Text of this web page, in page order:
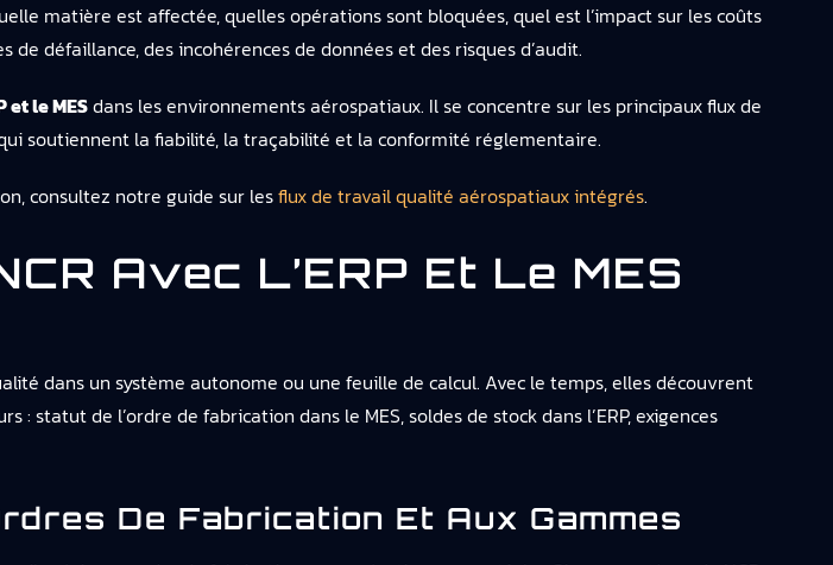
matière est affectée, quelles opérations sont bloquées, quel est l’impact sur les coûts
défaillance, des incohérences de données et des risques d’audit.
le MESdans les environnements aérospatiaux. Il se concentre sur les principaux flux de
soutiennent la fiabilité, la traçabilité et la conformité réglementaire.
consultez notre guide sur lesflux de travail qualité aérospatiaux intégrés.
Avec L’ERP Et Le MES
dans un système autonome ou une feuille de calcul. Avec le temps, elles découvrent
statut de l’ordre de fabrication dans le MES, soldes de stock dans l’ERP, exigences
De Fabrication Et Aux Gammes